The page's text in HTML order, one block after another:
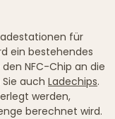
für
ein bestehendes
NFC-Chip an die
auch Ladechips.
werden,
berechnet wird.